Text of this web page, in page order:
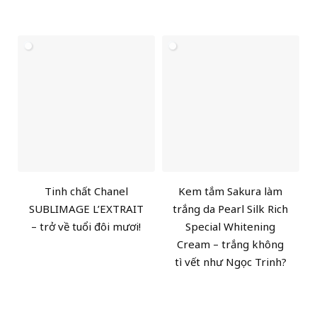
Tinh chất Chanel
SUBLIMAGE L’EXTRAIT
– trở về tuổi đôi mươi!
Kem tắm Sakura làm
trắng da Pearl Silk Rich
Special Whitening
Cream – trắng không
tì vết như Ngọc Trinh?